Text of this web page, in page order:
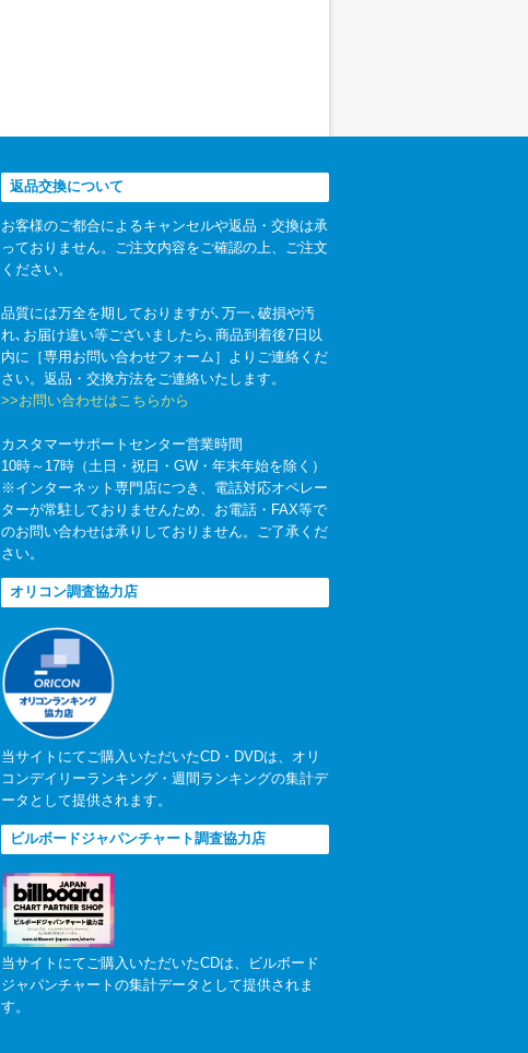
返品交換について
お客様のご都合によるキャンセルや返品・交換は承
っておりません。ご注文内容をご確認の上、ご注文
ください。
品質には万全を期しておりますが､万一､破損や汚
れ､お届け違い等ございましたら､商品到着後7日以
内に［専用お問い合わせフォーム］よりご連絡くだ
さい。返品・交換方法をご連絡いたします。
>>お問い合わせはこちらから
カスタマーサポートセンター営業時間
10時～17時（土日・祝日・GW・年末年始を除く）
※インターネット専門店につき、電話対応オペレー
ターが常駐しておりませんため、お電話・FAX等で
のお問い合わせは承りしておりません。ご了承くだ
さい。
オリコン調査協力店
当サイトにてご購入いただいたCD・DVDは、オリ
コンデイリーランキング・週間ランキングの集計デ
ータとして提供されます。
ビルボードジャパンチャート調査協力店
当サイトにてご購入いただいたCDは、ビルボード
ジャパンチャートの集計データとして提供されま
す。